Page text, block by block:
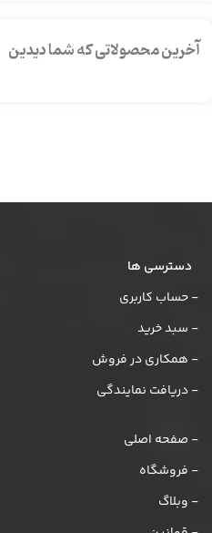
آخرین محصولاتی که شما دیدین
دسترسی ها
- حساب کاربری
- سبد خرید
- همکاری در فروش
- دریافت نمایندگی
- صفحه اصلی
- فروشگاه
- وبلاگ